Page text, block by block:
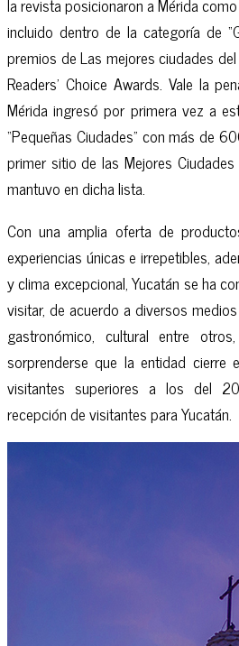
incluido dentro de la categoría de
premios de Las mejores ciudades
Readers' Choice Awards. Vale la
Mérida ingresó por primera vez a
“Pequeñas Ciudades” con más de
primer sitio de las Mejores
mantuvo en dicha lista.
Con una amplia oferta de
experiencias únicas e irrepetibles,
y clima excepcional, Yucatán se ha
visitar, de acuerdo a diversos
gastronómico, cultural entre
sorprenderse que la entidad
visitantes superiores a los del
recepción de visitantes para Yucatán.